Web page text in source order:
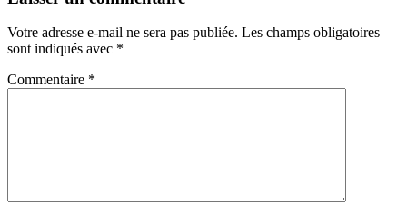
Votre adresse e-mail ne sera pas publiée. Les champs obligatoires
sont indiqués avec *
Commentaire *